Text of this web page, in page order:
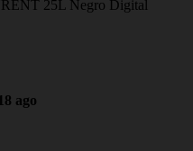
25L Negro Digital
ago